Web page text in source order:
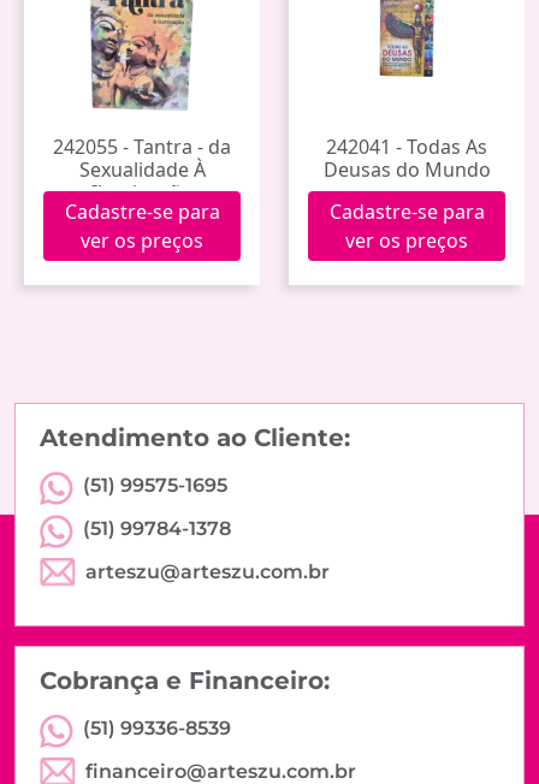
242055 - Tantra - da
Sexualidade À
Iluminação
Cadastre-se para
ver os preços
242041 - Todas As
Deusas do Mundo
Cadastre-se para
ver os preços
Atendimento ao Cliente:
(51) 99575-1695
(51) 99784-1378
arteszu@arteszu.com.br
Cobrança e Financeiro:
(51) 99336-8539
financeiro@arteszu.com.br